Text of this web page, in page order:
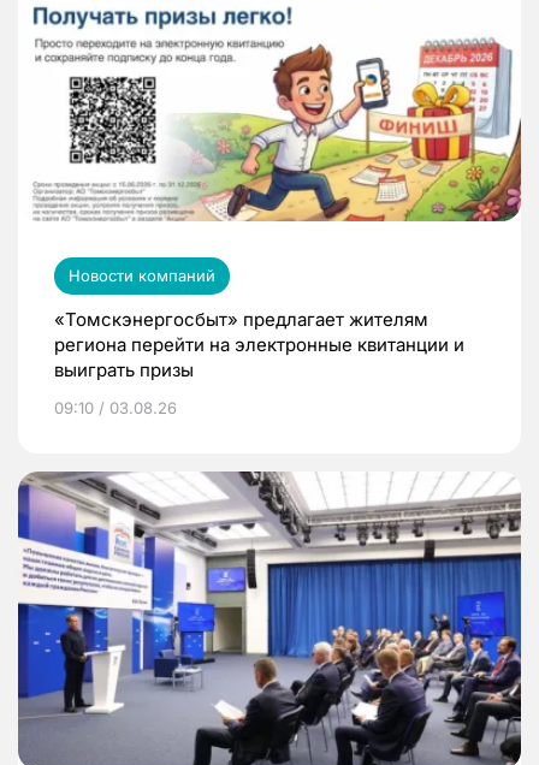
Новости компаний
«Томскэнергосбыт» предлагает жителям
региона перейти на электронные квитанции и
выиграть призы
09:10 / 03.08.26